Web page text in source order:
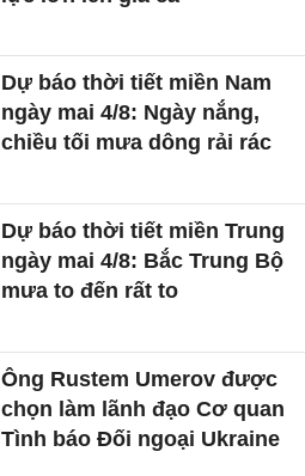
Dự báo thời tiết miền Nam
ngày mai 4/8: Ngày nắng,
chiều tối mưa dông rải rác
Dự báo thời tiết miền Trung
ngày mai 4/8: Bắc Trung Bộ
mưa to đến rất to
Ông Rustem Umerov được
chọn làm lãnh đạo Cơ quan
Tình báo Đối ngoại Ukraine